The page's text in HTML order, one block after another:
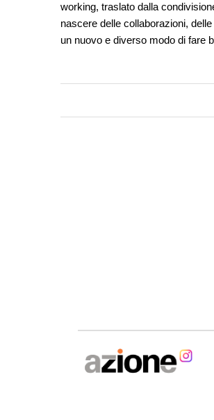
working, traslato dalla
nascere delle collaborazioni,
un nuovo e diverso modo di fare